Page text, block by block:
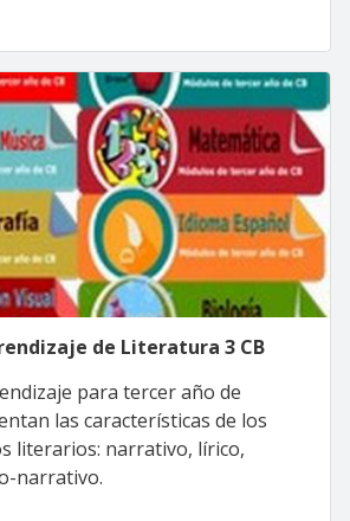
de Literatura 3 CB
para tercer año de
las características de los
literarios: narrativo, lírico,
narrativo.